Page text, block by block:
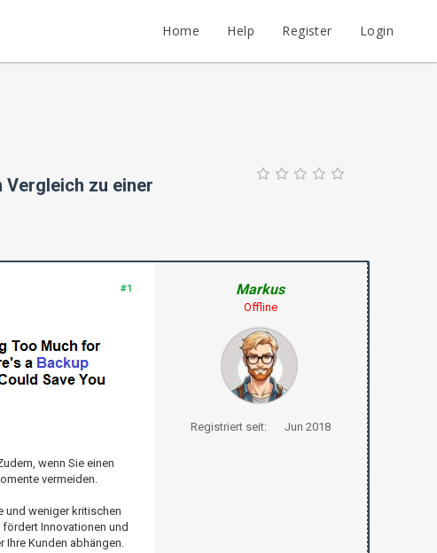
Home Help Register Login
Vergleich zu einer
#1
wenn Sie einen
vermeiden.
und weniger kritischen
Innovationen und
Kunden abhängen.
Markus
Offline
Registriert seit: Jun 2018